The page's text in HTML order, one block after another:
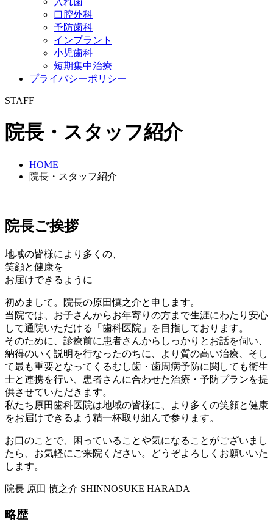
口腔外科
予防歯科
インプラント
小児歯科
短期集中治療
プライバシーポリシー
STAFF
院長・スタッフ紹介
HOME
院長・スタッフ紹介
院長ご挨拶
地域の皆様により多くの、
笑顔と健康を
お届けできるように
初めまして。院長の原田慎之介と申します。
当院では、お子さんからお年寄りの方まで生涯にわたり安心
して通院いただける「歯科医院」を目指しております。
そのために、診療前に患者さんからしっかりとお話を伺い、
納得のいく説明を行なったのちに、より質の高い治療、そし
て最も重要となってくるむし歯・歯周病予防に関しても衛生
士と連携を行い、患者さんに合わせた治療・予防プランを提
供させていただきます。
私たち原田歯科医院は地域の皆様に、より多くの笑顔と健康
をお届けできるよう精一杯取り組んで参ります。
お口のことで、困っていることや気になることがございまし
たら、お気軽にご来院ください。どうぞよろしくお願いいた
します。
院長 原田 慎之介 SHINNOSUKE HARADA
略歴